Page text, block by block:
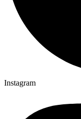
Instagram